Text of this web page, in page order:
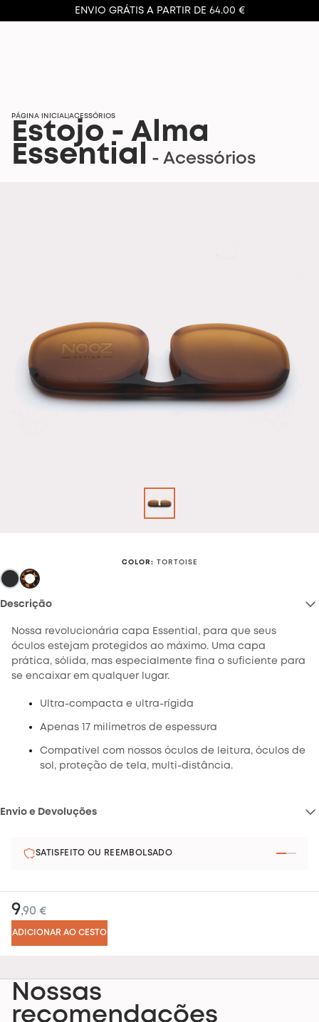
ENVIO GRÁTIS A PARTIR DE 64.00 €
PÁGINA INICIAL ACESSÓRIOS
Estojo - Alma
Essential
- Acessórios
COLOR : TORTOISE
Descrição
Nossa revolucionária capa Essential, para que seus
óculos estejam protegidos ao máximo. Uma capa
prática, sólida, mas especialmente fina o suficiente para
se encaixar em qualquer lugar.
Ultra-compacta e ultra-rígida
Apenas 17 milímetros de espessura
Compatível com nossos óculos de leitura, óculos de
sol, proteção de tela, multi-distância.
Envio e Devoluções
Satisfeito ou reembolsado :
SATISFEITO OU REEMBOLSADO
9,90 €
ADICIONAR AO CESTO
Nossas
recomendações